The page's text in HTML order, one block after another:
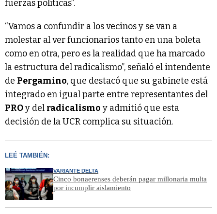
fuerzas políticas”.
“Vamos a confundir a los vecinos y se van a
molestar al ver funcionarios tanto en una boleta
como en otra, pero es la realidad que ha marcado
la estructura del radicalismo”, señaló el intendente
de Pergamino, que destacó que su gabinete está
integrado en igual parte entre representantes del
PROy del radicalismo y admitió que esta
decisión de la UCR complica su situación.
LEÉ TAMBIÉN:
VARIANTE DELTA
Cinco bonaerenses deberán pagar millonaria multa
por incumplir aislamiento